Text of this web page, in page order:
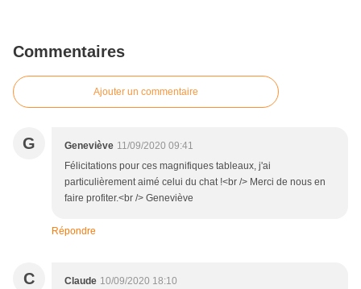
Commentaires
Ajouter un commentaire
G Geneviève 11/09/2020 09:41
Félicitations pour ces magnifiques tableaux, j'ai
particulièrement aimé celui du chat !<br /> Merci de nous en
faire profiter.<br /> Geneviève
Répondre
C Claude 10/09/2020 18:10